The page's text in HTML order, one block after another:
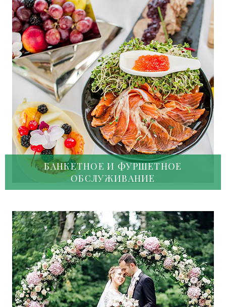
БАНКЕТНОЕ И ФУРШЕТНОЕ
ОБСЛУЖИВАНИЕ